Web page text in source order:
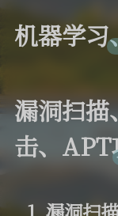
机器学
漏洞扫描
击、